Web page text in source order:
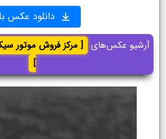
دانلود عکس
آرشیو عکس‌های
[ مرکز فروش موتور
]